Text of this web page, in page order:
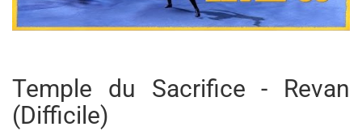
Temple du Sacrifice - Revan
(Difficile)